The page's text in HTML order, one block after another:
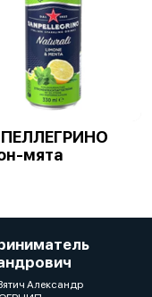
мята
Александр